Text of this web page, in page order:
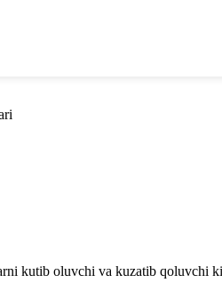
kutib oluvchi va kuzatib qoluvchi